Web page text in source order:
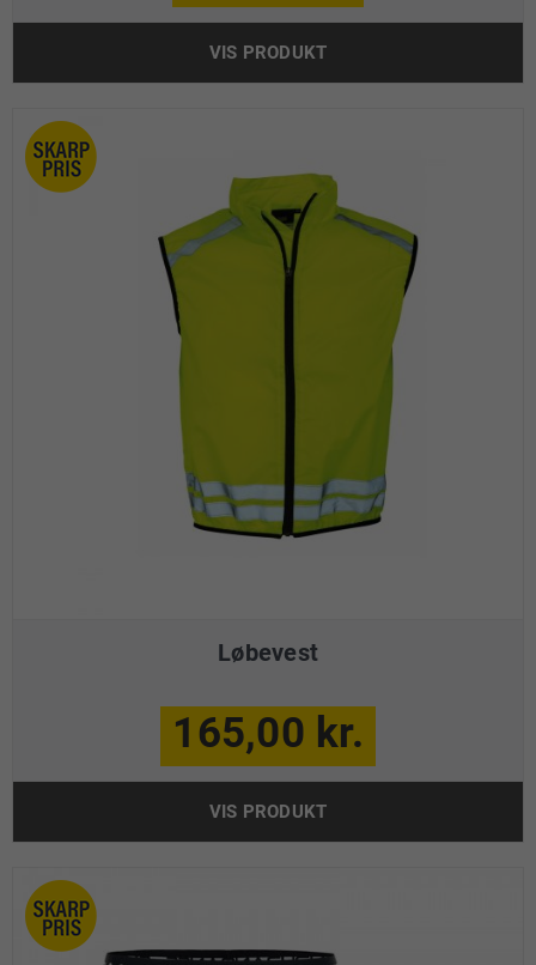
VIS PRODUKT
Løbevest
165,00 kr.
VIS PRODUKT